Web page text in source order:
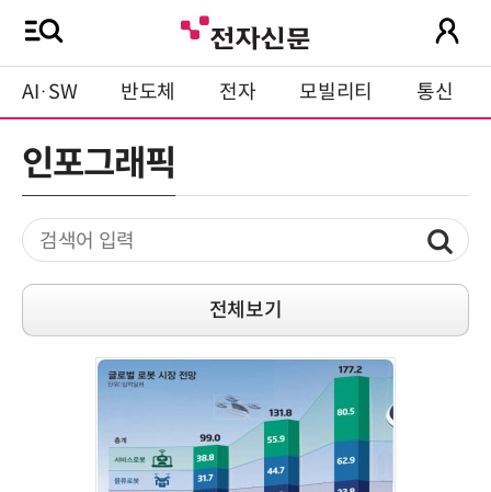
AI·SW 반도체 전자 모빌리티 통신
인포그래픽
전체보기